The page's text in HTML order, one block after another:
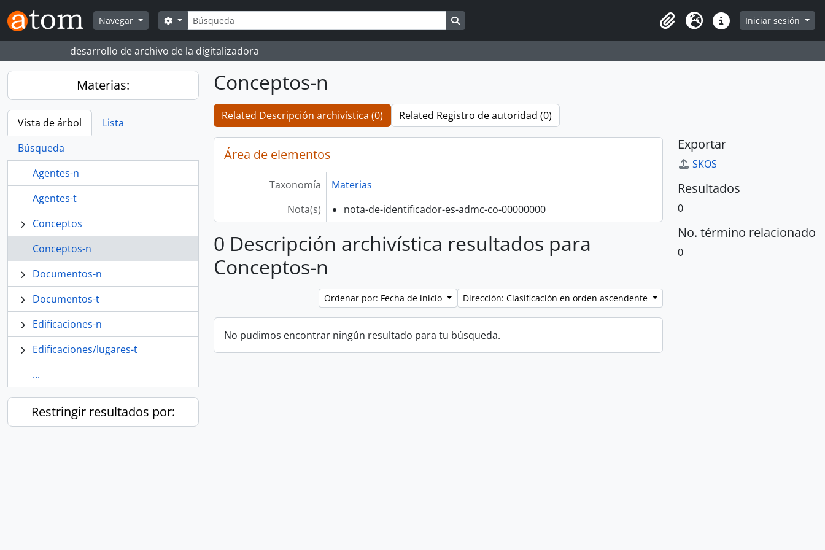
Skip to main content
Navegar
Búsqueda
Search options
Portapapeles
Idioma Enlaces rápidos
Iniciar sesión
desarrollo de archivo de la digitalizadora
Materias:
Vista de árbol
Lista
Búsqueda
Agentes-n
Agentes-t
Conceptos
Conceptos-n
Documentos-n
Documentos-t
Edificaciones-n
Edificaciones/lugares-t
...
Restringir resultados por:
Conceptos-n
Related Descripción archivística (0) Related Registro de autoridad (0)
Área de elementos
Taxonomía
Materias
Nota(s)
nota-de-identificador-es-admc-co-00000000
0 Descripción archivística resultados para
Conceptos-n
Ordenar por: Fecha de inicio Dirección: Clasificación en orden ascendente
No pudimos encontrar ningún resultado para tu búsqueda.
Exportar
SKOS
Resultados
0
No. término relacionado
0